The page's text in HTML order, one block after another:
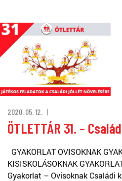
2020. 05. 12.
ÖTLETTÁR 31. –
GYAKORLAT OVISOKNAK
KISISKOLÁSOKNAK
Gyakorlat – Ovisoknak Családi